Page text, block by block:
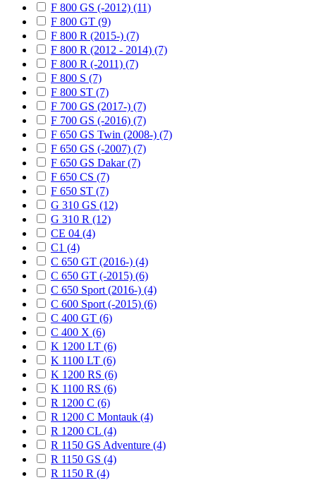
F 800 GS (-2012) (11)
F 800 GT (9)
F 800 R (2015-) (7)
F 800 R (2012 - 2014) (7)
F 800 R (-2011) (7)
F 800 S (7)
F 800 ST (7)
F 700 GS (2017-) (7)
F 700 GS (-2016) (7)
F 650 GS Twin (2008-) (7)
F 650 GS (-2007) (7)
F 650 GS Dakar (7)
F 650 CS (7)
F 650 ST (7)
G 310 GS (12)
G 310 R (12)
CE 04 (4)
C1 (4)
C 650 GT (2016-) (4)
C 650 GT (-2015) (6)
C 650 Sport (2016-) (4)
C 600 Sport (-2015) (6)
C 400 GT (6)
C 400 X (6)
K 1200 LT (6)
K 1100 LT (6)
K 1200 RS (6)
K 1100 RS (6)
R 1200 C (6)
R 1200 C Montauk (4)
R 1200 CL (4)
R 1150 GS Adventure (4)
R 1150 GS (4)
R 1150 R (4)